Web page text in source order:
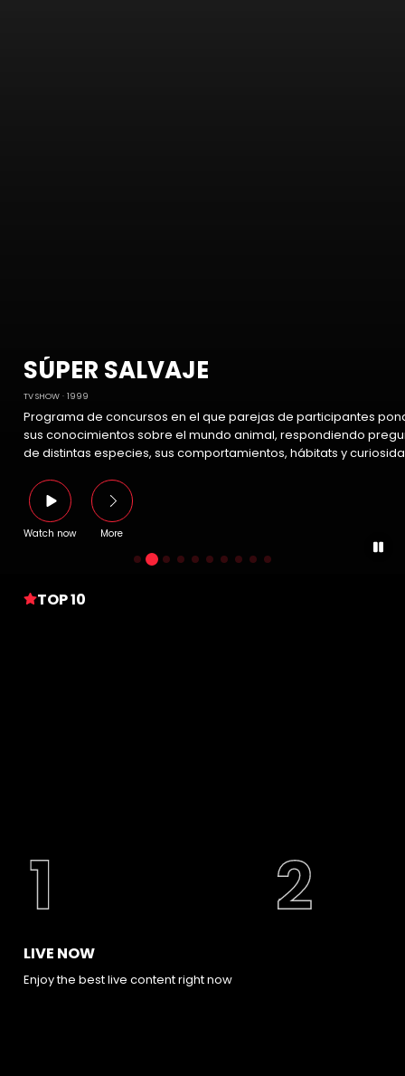
SÚPER SALVAJE
TV SHOW 1999
Programa de concursos en el que parejas de participantes
sus conocimientos sobre el mundo animal, respondiendo
de distintas especies, sus comportamientos, hábitats y
Watch now More
TOP 10
LIVE NOW
Enjoy the best live content right now